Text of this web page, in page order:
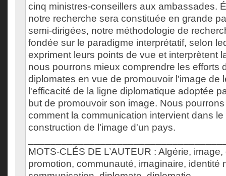
cinq ministres-conseillers aux ambassades.
notre recherche sera constituée en grande
semi-dirigées, notre méthodologie de
fondée sur le paradigme interprétatif, selon
expriment leurs points de vue et interprètent
nous pourrons mieux comprendre les efforts
diplomates en vue de promouvoir l'image de
l'efficacité de la ligne diplomatique adoptée
but de promouvoir son image. Nous
comment la communication intervient dans
construction de l'image d'un pays.
MOTS-CLÉS DE L’AUTEUR : Algérie,
promotion, communauté, imaginaire, identité